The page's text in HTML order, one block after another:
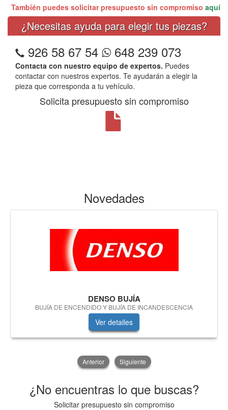
También puedes solicitar presupuesto sin compromiso aquí
¿Necesitas ayuda para elegir tus piezas?
926 58 67 54 648 239 073
Contacta con nuestro equipo de expertos. Puedes
contactar con nuestros expertos. Te ayudarán a elegir la
pieza que corresponda a tu vehículo.
Solicita presupuesto sin compromiso
Novedades
DENSO BUJÍA
BUJÍA DE ENCENDIDO Y BUJÍA DE INCANDESCENCIA
Ver detalles
Anterior Siguiente
¿No encuentras lo que buscas?
Solicitar presupuesto sin compromiso